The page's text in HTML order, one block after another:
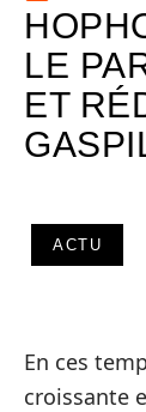
LE
ET
ACTU
En ces
croissante